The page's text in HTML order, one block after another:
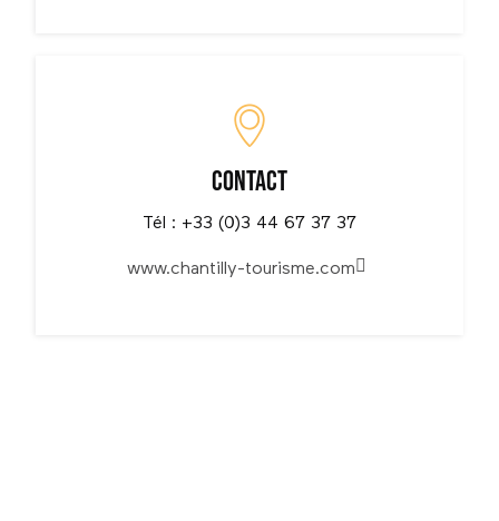
Contact
Tél : +33 (0)3 44 67 37 37
www.chantilly-tourisme.com